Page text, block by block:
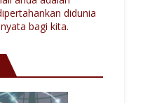
didunia
bagi kita.